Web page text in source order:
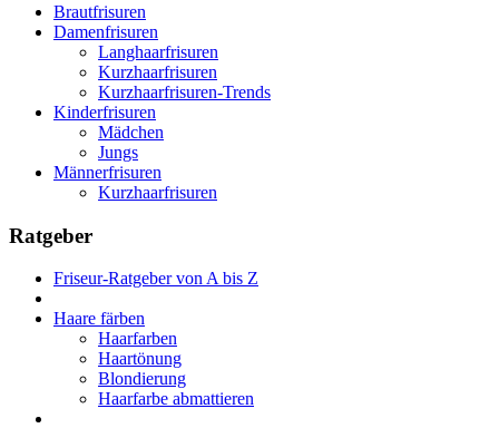
Brautfrisuren
Damenfrisuren
Langhaarfrisuren
Kurzhaarfrisuren
Kurzhaarfrisuren-Trends
Kinderfrisuren
Mädchen
Jungs
Männerfrisuren
Kurzhaarfrisuren
Ratgeber
Friseur-Ratgeber von A bis Z
Haare färben
Haarfarben
Haartönung
Blondierung
Haarfarbe abmattieren